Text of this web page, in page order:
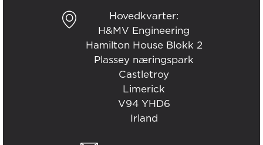
Hovedkvarter:
H&MV Engineering
Hamilton House Blokk 2
Plassey næringspark
Castletroy
Limerick
V94 YHD6
Irland